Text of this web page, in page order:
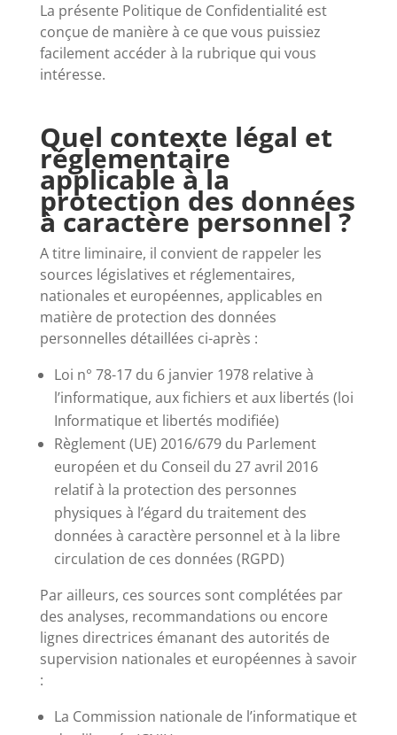
La présente Politique de Confidentialité est
conçue de manière à ce que vous puissiez
facilement accéder à la rubrique qui vous
intéresse.
Quel contexte légal et
réglementaire
applicable à la
protection des données
à caractère personnel ?
A titre liminaire, il convient de rappeler les
sources législatives et réglementaires,
nationales et européennes, applicables en
matière de protection des données
personnelles détaillées ci-après :
Loi n° 78-17 du 6 janvier 1978 relative à
l’informatique, aux fichiers et aux libertés (loi
Informatique et libertés modifiée)
Règlement (UE) 2016/679 du Parlement
européen et du Conseil du 27 avril 2016
relatif à la protection des personnes
physiques à l’égard du traitement des
données à caractère personnel et à la libre
circulation de ces données (RGPD)
Par ailleurs, ces sources sont complétées par
des analyses, recommandations ou encore
lignes directrices émanant des autorités de
supervision nationales et européennes à savoir
:
La Commission nationale de l’informatique et